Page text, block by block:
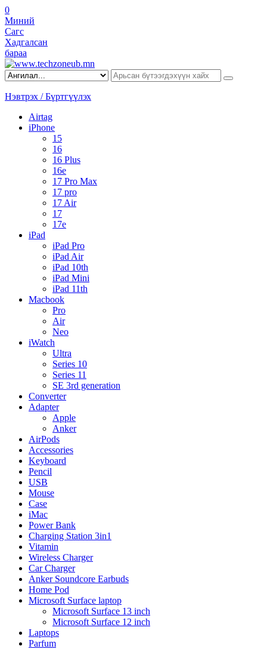
0
Миний
Сагс
Хадгалсан
бараа
Нэвтрэх / Бүртгүүлэх
Airtag
iPhone
15
16
16 Plus
16e
17 Pro Max
17 pro
17 Air
17
17e
iPad
iPad Pro
iPad Air
iPad 10th
iPad Mini
iPad 11th
Macbook
Pro
Air
Neo
iWatch
Ultra
Series 10
Series 11
SE 3rd generation
Converter
Adapter
Apple
Anker
AirPods
Accessories
Keyboard
Pencil
USB
Mouse
Case
iMac
Power Bank
Charging Station 3in1
Vitamin
Wireless Charger
Car Charger
Anker Soundcore Earbuds
Home Pod
Microsoft Surface laptop
Microsoft Surface 13 inch
Microsoft Surface 12 inch
Laptops
Parfum